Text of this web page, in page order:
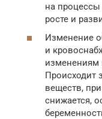
на процессы
росте и
Изменение
и
изменениям
Происходит
веществ,
снижается,